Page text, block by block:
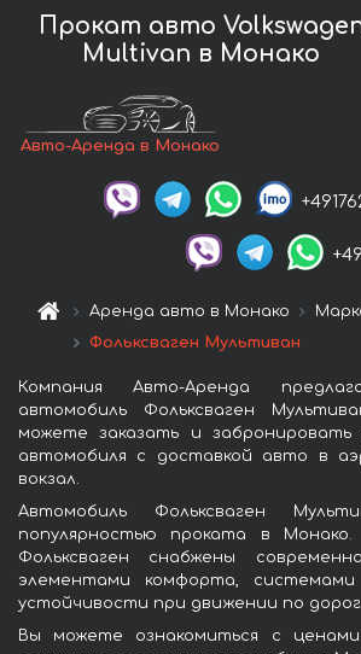
Прокат авто
Multivan в Монако
Авто-Аренда в Монако
Аренда авто в Монако
Фольксваген Мультиван
Компания Авто-Аренда
автомобиль Фольксваген
можете заказать и
автомобиля с доставкой авто в
вокзал.
Автомобиль Фольксваген
популярностью проката в
Фольксваген снабжены
элементами комфорта,
устойчивости при движении по
Вы можете ознакомиться с